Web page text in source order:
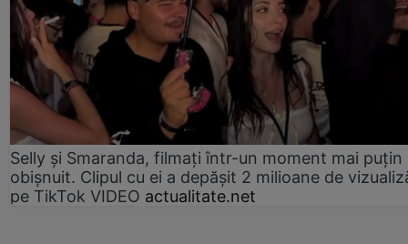
Selly și Smaranda, filmați într-un moment mai puțin
obișnuit. Clipul cu ei a depășit 2 milioane de
pe TikTok VIDEO actualitate.net